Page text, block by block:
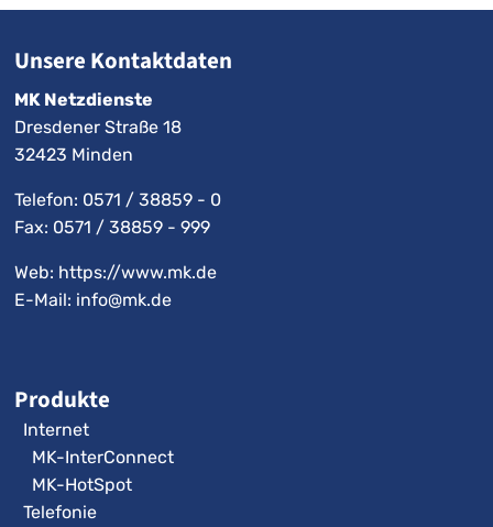
Unsere Kontaktdaten
MK Netzdienste
Dresdener Straße 18
32423 Minden
Telefon: 0571 / 38859 - 0
Fax: 0571 / 38859 - 999
Web: https://www.mk.de
E-Mail: info@mk.de
Produkte
Internet
MK-InterConnect
MK-HotSpot
Telefonie